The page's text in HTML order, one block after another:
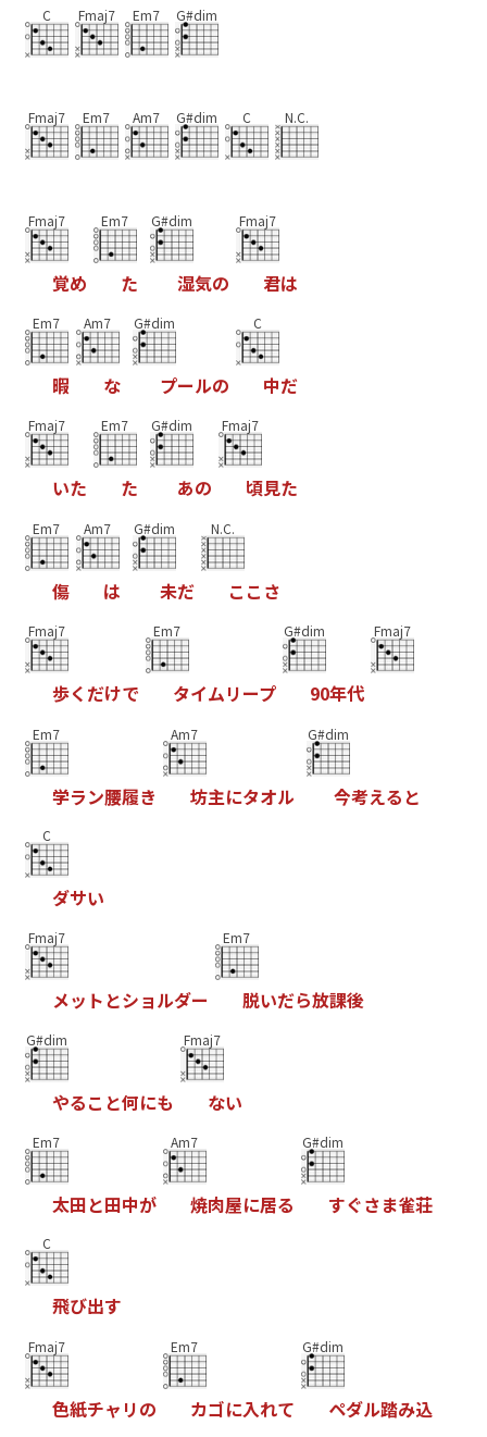
C Fmaj7 Em7 G#dim
Fmaj7 Em7 Am7 G#dim C N.C.
Fmaj7
覚め
Em7
た
G#dim
湿気の
Fmaj7
君は
Em7
暇
Am7
な
G#dim
プールの
C
中だ
Fmaj7
いた
Em7
た
G#dim
あの
Fmaj7
頃見た
Em7
傷
Am7
は
G#dim
未だ
N.C.
こ こ さ
Fmaj7
歩く だけで
Em7
タイムリープ
G#dim
90年代
Fmaj7
Em7
学ラン腰履き
Am7
坊主にタオル
G#dim
今考える と
C
ダサい
Fmaj7
メッ ト とショルダー
Em7
脱いだら放課後
G#dim
やるこ と何にも
Fmaj7
ない
Em7
太田と田中が
Am7
焼肉屋に居る
G#dim
すぐさま雀荘
C
飛び出す
Fmaj7
色紙チャ リの
Em7
カゴに入れて
G#dim
ペダル踏み込